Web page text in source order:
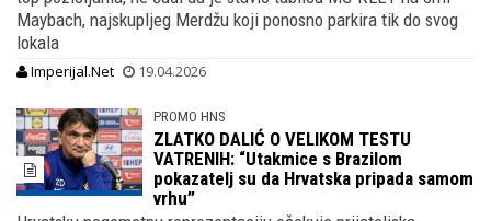
Maybach, najskupljeg Merdžu koji ponosno parkira tik do svog
lokala
Imperijal.Net 19.04.2026
PROMO HNS
ZLATKO DALIĆ O VELIKOM TESTU
VATRENIH: “Utakmice s Brazilom
pokazatelj su da Hrvatska pripada samom
vrhu”